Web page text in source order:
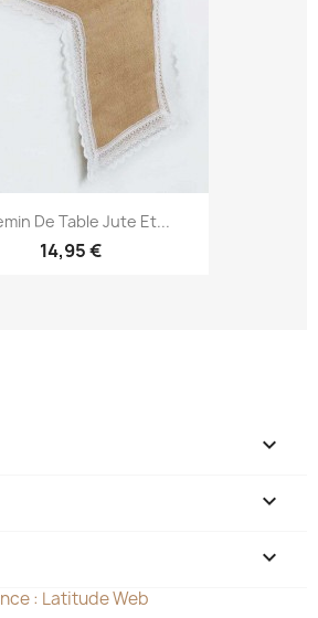
De Table Jute Et...
14,95 €


keyboard_arrow_down
: Latitude Web